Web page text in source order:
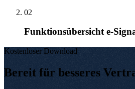
02
Funktionsübersicht e-
Kostenloser Download
Bereit für besseres